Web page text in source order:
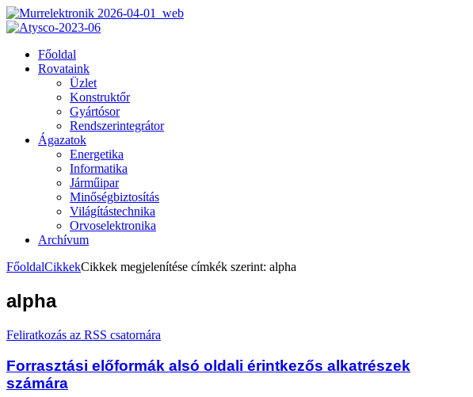
Főoldal
Rovataink
Üzlet
Konstruktőr
Gyártósor
Rendszerintegrátor
Ágazatok
Energetika
Informatika
Járműipar
Minőségbiztosítás
Világítástechnika
Orvoselektronika
Archívum
FőoldalCikkekCikkek megjelenítése címkék szerint: alpha
alpha
Feliratkozás az RSS csatornára
Forrasztási előformák alsó oldali érintkezős alkatrészek
számára